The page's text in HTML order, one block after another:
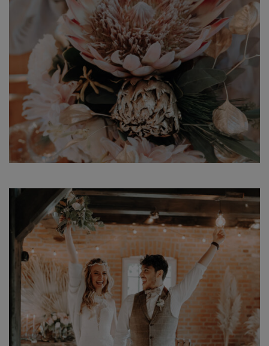
Branding
Branding